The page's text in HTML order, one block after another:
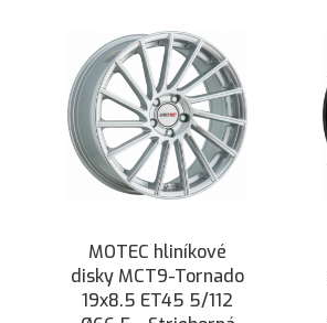
MOTEC hliníkové
disky MCT9-Tornado
19x8.5 ET45 5/112